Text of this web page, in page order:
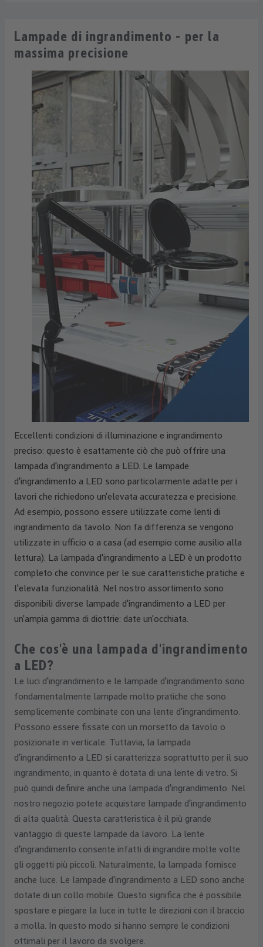
Lampade di ingrandimento - per la
massima precisione
Eccellenti condizioni di illuminazione e ingrandimento
preciso: questo è esattamente ciò che può offrire una
lampada d'ingrandimento a LED. Le lampade
d'ingrandimento a LED sono particolarmente adatte per i
lavori che richiedono un'elevata accuratezza e precisione.
Ad esempio, possono essere utilizzate come lenti di
ingrandimento da tavolo. Non fa differenza se vengono
utilizzate in ufficio o a casa (ad esempio come ausilio alla
lettura). La lampada d'ingrandimento a LED è un prodotto
completo che convince per le sue caratteristiche pratiche e
l'elevata funzionalità. Nel nostro assortimento sono
disponibili diverse lampade d'ingrandimento a LED per
un'ampia gamma di diottrie: date un'occhiata.
Che cos'è una lampada d'ingrandimento
a LED?
Le luci d'ingrandimento e le lampade d'ingrandimento sono
fondamentalmente lampade molto pratiche che sono
semplicemente combinate con una lente d'ingrandimento.
Possono essere fissate con un morsetto da tavolo o
posizionate in verticale. Tuttavia, la lampada
d'ingrandimento a LED si caratterizza soprattutto per il suo
ingrandimento, in quanto è dotata di una lente di vetro. Si
può quindi definire anche una lampada d'ingrandimento. Nel
nostro negozio potete acquistare lampade d'ingrandimento
di alta qualità. Questa caratteristica è il più grande
vantaggio di queste lampade da lavoro. La lente
d'ingrandimento consente infatti di ingrandire molte volte
gli oggetti più piccoli. Naturalmente, la lampada fornisce
anche luce. Le lampade d'ingrandimento a LED sono anche
dotate di un collo mobile. Questo significa che è possibile
spostare e piegare la luce in tutte le direzioni con il braccio
a molla. In questo modo si hanno sempre le condizioni
ottimali per il lavoro da svolgere.